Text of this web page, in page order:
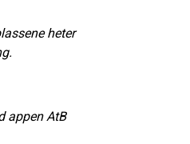
heter
appen AtB